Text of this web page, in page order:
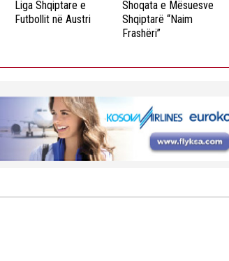
Liga Shqiptare e
Futbollit në Austri
Shoqata e Mësuesve
Shqiptarë “Naim
Frashëri”